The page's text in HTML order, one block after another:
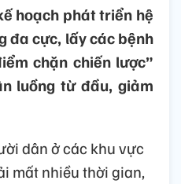
hoạch phát triển hệ
đa cực, lấy các bệnh
chặn chiến lược”
luồng từ đầu, giảm
dân ở các khu vực
mất nhiều thời gian,